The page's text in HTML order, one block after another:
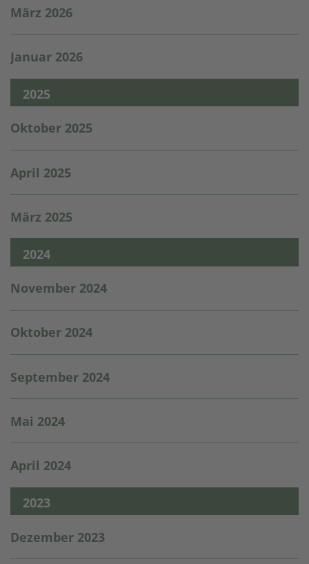
März 2026
Januar 2026
2025
Oktober 2025
April 2025
März 2025
2024
November 2024
Oktober 2024
September 2024
Mai 2024
April 2024
2023
Dezember 2023